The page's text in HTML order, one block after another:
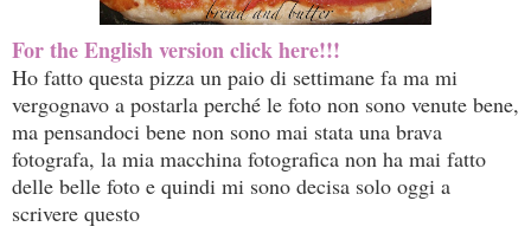
For the English version click here!!!
Ho fatto questa pizza un paio di settimane fa ma mi
vergognavo a postarla perché le foto non sono venute bene,
ma pensandoci bene non sono mai stata una brava
fotografa, la mia macchina fotografica non ha mai fatto
delle belle foto e quindi mi sono decisa solo oggi a
scrivere questo